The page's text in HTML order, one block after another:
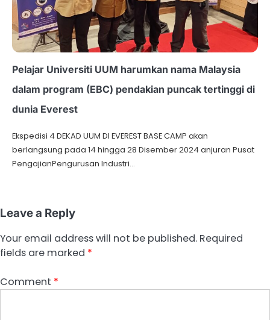
Pelajar Universiti UUM harumkan nama Malaysia
dalam program (EBC) pendakian puncak tertinggi di
dunia Everest
Ekspedisi 4 DEKAD UUM DI EVEREST BASE CAMP akan
berlangsung pada 14 hingga 28 Disember 2024 anjuran Pusat
PengajianPengurusan Industri…
Leave a Reply
Your email address will not be published. Required
fields are marked *
Comment *